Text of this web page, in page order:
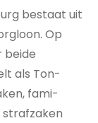
bestaat uit
Op
beide
als Ton­
fa­mi­
straf­zaken